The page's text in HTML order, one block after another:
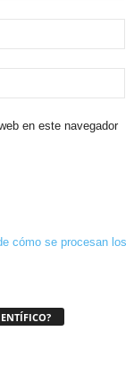
en este navegador
cómo se procesan los